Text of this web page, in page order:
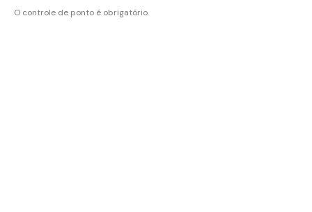
O controle de ponto é obrigatório.